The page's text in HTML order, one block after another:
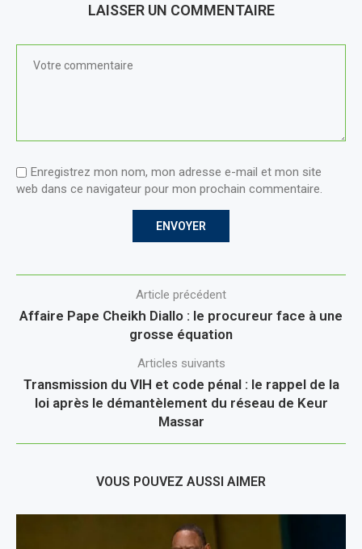
LAISSER UN COMMENTAIRE
Enregistrez mon nom, mon adresse e-mail et mon site
web dans ce navigateur pour mon prochain commentaire.
Article précédent
Affaire Pape Cheikh Diallo : le procureur face à une
grosse équation
Articles suivants
Transmission du VIH et code pénal : le rappel de la
loi après le démantèlement du réseau de Keur
Massar
VOUS POUVEZ AUSSI AIMER